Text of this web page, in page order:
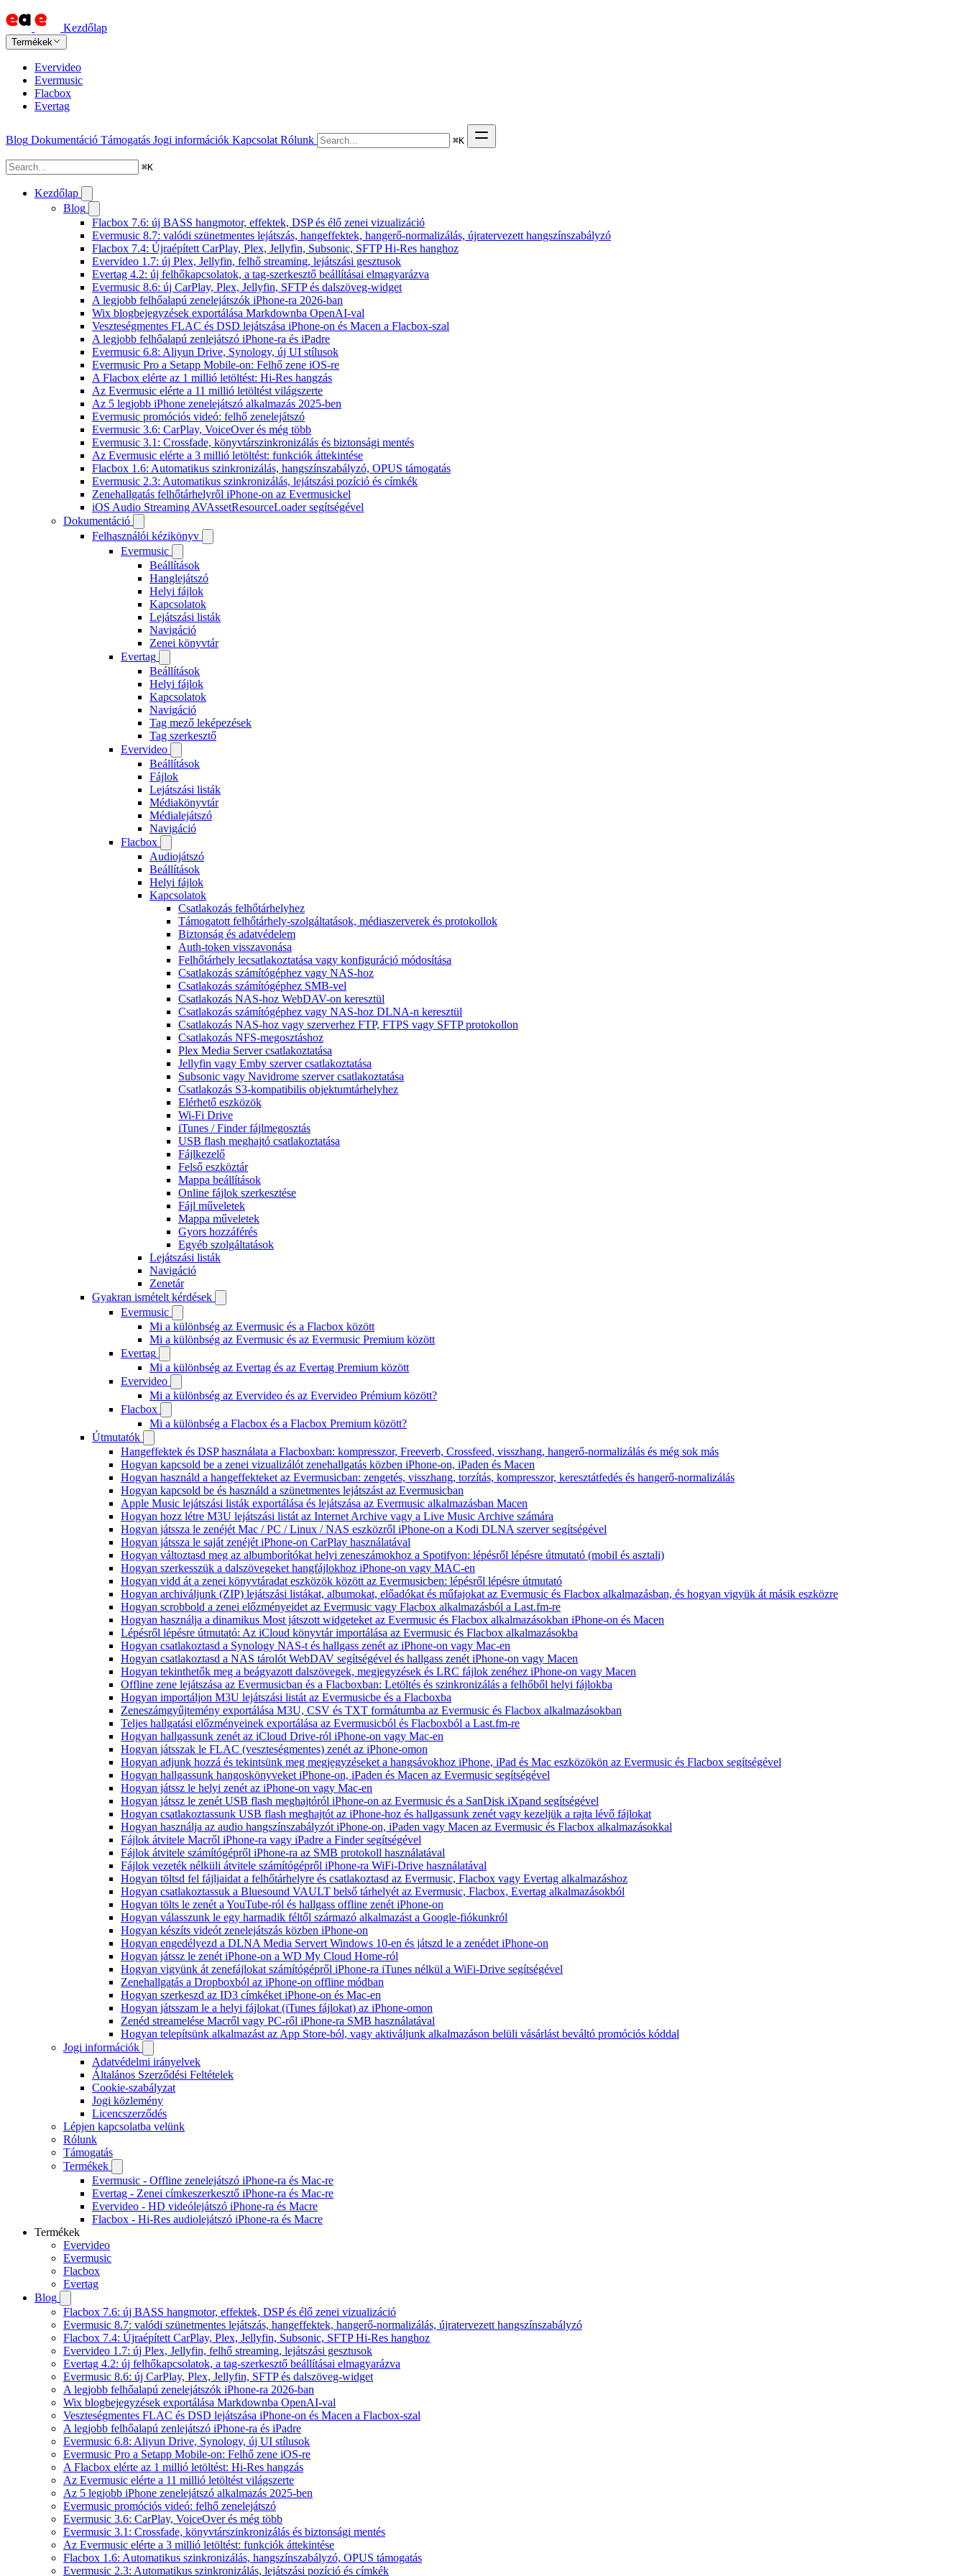
Kezdőlap
Termékek
Evervideo
Evermusic
Flacbox
Evertag
Blog Dokumentáció Támogatás Jogi információk Kapcsolat Rólunk ⌘K
⌘K
Kezdőlap
Blog
Flacbox 7.6: új BASS hangmotor, effektek, DSP és élő zenei vizualizáció
Evermusic 8.7: valódi szünetmentes lejátszás, hangeffektek, hangerő-normalizálás, újratervezett hangszínszabályzó
Flacbox 7.4: Újraépített CarPlay, Plex, Jellyfin, Subsonic, SFTP Hi-Res hanghoz
Evervideo 1.7: új Plex, Jellyfin, felhő streaming, lejátszási gesztusok
Evertag 4.2: új felhőkapcsolatok, a tag-szerkesztő beállításai elmagyarázva
Evermusic 8.6: új CarPlay, Plex, Jellyfin, SFTP és dalszöveg-widget
A legjobb felhőalapú zenelejátszók iPhone-ra 2026-ban
Wix blogbejegyzések exportálása Markdownba OpenAI-val
Veszteségmentes FLAC és DSD lejátszása iPhone-on és Macen a Flacbox-szal
A legjobb felhőalapú zenlejátszó iPhone-ra és iPadre
Evermusic 6.8: Aliyun Drive, Synology, új UI stílusok
Evermusic Pro a Setapp Mobile-on: Felhő zene iOS-re
A Flacbox elérte az 1 millió letöltést: Hi-Res hangzás
Az Evermusic elérte a 11 millió letöltést világszerte
Az 5 legjobb iPhone zenelejátszó alkalmazás 2025-ben
Evermusic promóciós videó: felhő zenelejátszó
Evermusic 3.6: CarPlay, VoiceOver és még több
Evermusic 3.1: Crossfade, könyvtárszinkronizálás és biztonsági mentés
Az Evermusic elérte a 3 millió letöltést: funkciók áttekintése
Flacbox 1.6: Automatikus szinkronizálás, hangszínszabályzó, OPUS támogatás
Evermusic 2.3: Automatikus szinkronizálás, lejátszási pozíció és címkék
Zenehallgatás felhőtárhelyről iPhone-on az Evermusickel
iOS Audio Streaming AVAssetResourceLoader segítségével
Dokumentáció
Felhasználói kézikönyv
Evermusic
Beállítások
Hanglejátszó
Helyi fájlok
Kapcsolatok
Lejátszási listák
Navigáció
Zenei könyvtár
Evertag
Beállítások
Helyi fájlok
Kapcsolatok
Navigáció
Tag mező leképezések
Tag szerkesztő
Evervideo
Beállítások
Fájlok
Lejátszási listák
Médiakönyvtár
Médialejátszó
Navigáció
Flacbox
Audiojátszó
Beállítások
Helyi fájlok
Kapcsolatok
Csatlakozás felhőtárhelyhez
Támogatott felhőtárhely-szolgáltatások, médiaszerverek és protokollok
Biztonság és adatvédelem
Auth-token visszavonása
Felhőtárhely lecsatlakoztatása vagy konfiguráció módosítása
Csatlakozás számítógéphez vagy NAS-hoz
Csatlakozás számítógéphez SMB-vel
Csatlakozás NAS-hoz WebDAV-on keresztül
Csatlakozás számítógéphez vagy NAS-hoz DLNA-n keresztül
Csatlakozás NAS-hoz vagy szerverhez FTP, FTPS vagy SFTP protokollon
Csatlakozás NFS-megosztáshoz
Plex Media Server csatlakoztatása
Jellyfin vagy Emby szerver csatlakoztatása
Subsonic vagy Navidrome szerver csatlakoztatása
Csatlakozás S3-kompatibilis objektumtárhelyhez
Elérhető eszközök
Wi-Fi Drive
iTunes / Finder fájlmegosztás
USB flash meghajtó csatlakoztatása
Fájlkezelő
Felső eszköztár
Mappa beállítások
Online fájlok szerkesztése
Fájl műveletek
Mappa műveletek
Gyors hozzáférés
Egyéb szolgáltatások
Lejátszási listák
Navigáció
Zenetár
Gyakran ismételt kérdések
Evermusic
Mi a különbség az Evermusic és a Flacbox között
Mi a különbség az Evermusic és az Evermusic Premium között
Evertag
Mi a különbség az Evertag és az Evertag Premium között
Evervideo
Mi a különbség az Evervideo és az Evervideo Prémium között?
Flacbox
Mi a különbség a Flacbox és a Flacbox Premium között?
Útmutatók
Hangeffektek és DSP használata a Flacboxban: kompresszor, Freeverb, Crossfeed, visszhang, hangerő-normalizálás és még sok más
Hogyan kapcsold be a zenei vizualizálót zenehallgatás közben iPhone-on, iPaden és Macen
Hogyan használd a hangeffekteket az Evermusicban: zengetés, visszhang, torzítás, kompresszor, keresztátfedés és hangerő-normalizálás
Hogyan kapcsold be és használd a szünetmentes lejátszást az Evermusicban
Apple Music lejátszási listák exportálása és lejátszása az Evermusic alkalmazásban Macen
Hogyan hozz létre M3U lejátszási listát az Internet Archive vagy a Live Music Archive számára
Hogyan játssza le zenéjét Mac / PC / Linux / NAS eszközről iPhone-on a Kodi DLNA szerver segítségével
Hogyan játssza le saját zenéjét iPhone-on CarPlay használatával
Hogyan változtasd meg az albumborítókat helyi zeneszámokhoz a Spotifyon: lépésről lépésre útmutató (mobil és asztali)
Hogyan szerkesszük a dalszövegeket hangfájlokhoz iPhone-on vagy MAC-en
Hogyan vidd át a zenei könyvtáradat eszközök között az Evermusicben: lépésről lépésre útmutató
Hogyan archiváljunk (ZIP) lejátszási listákat, albumokat, előadókat és műfajokat az Evermusic és Flacbox alkalmazásban, és hogyan vigyük át másik eszközre
Hogyan scrobbold a zenei előzményeidet az Evermusic vagy Flacbox alkalmazásból a Last.fm-re
Hogyan használja a dinamikus Most játszott widgeteket az Evermusic és Flacbox alkalmazásokban iPhone-on és Macen
Lépésről lépésre útmutató: Az iCloud könyvtár importálása az Evermusic és Flacbox alkalmazásokba
Hogyan csatlakoztasd a Synology NAS-t és hallgass zenét az iPhone-on vagy Mac-en
Hogyan csatlakoztasd a NAS tárolót WebDAV segítségével és hallgass zenét iPhone-on vagy Macen
Hogyan tekinthetők meg a beágyazott dalszövegek, megjegyzések és LRC fájlok zenéhez iPhone-on vagy Macen
Offline zene lejátszása az Evermusicban és a Flacboxban: Letöltés és szinkronizálás a felhőből helyi fájlokba
Hogyan importáljon M3U lejátszási listát az Evermusicbe és a Flacboxba
Zeneszámgyűjtemény exportálása M3U, CSV és TXT formátumba az Evermusic és Flacbox alkalmazásokban
Teljes hallgatási előzményeinek exportálása az Evermusicból és Flacboxból a Last.fm-re
Hogyan hallgassunk zenét az iCloud Drive-ról iPhone-on vagy Mac-en
Hogyan játsszak le FLAC (veszteségmentes) zenét az iPhone-omon
Hogyan adjunk hozzá és tekintsünk meg megjegyzéseket a hangsávokhoz iPhone, iPad és Mac eszközökön az Evermusic és Flacbox segítségével
Hogyan hallgassunk hangoskönyveket iPhone-on, iPaden és Macen az Evermusic segítségével
Hogyan játssz le helyi zenét az iPhone-on vagy Mac-en
Hogyan játssz le zenét USB flash meghajtóról iPhone-on az Evermusic és a SanDisk iXpand segítségével
Hogyan csatlakoztassunk USB flash meghajtót az iPhone-hoz és hallgassunk zenét vagy kezeljük a rajta lévő fájlokat
Hogyan használja az audio hangszínszabályzót iPhone-on, iPaden vagy Macen az Evermusic és Flacbox alkalmazásokkal
Fájlok átvitele Macről iPhone-ra vagy iPadre a Finder segítségével
Fájlok átvitele számítógépről iPhone-ra az SMB protokoll használatával
Fájlok vezeték nélküli átvitele számítógépről iPhone-ra WiFi-Drive használatával
Hogyan töltsd fel fájljaidat a felhőtárhelyre és csatlakoztasd az Evermusic, Flacbox vagy Evertag alkalmazáshoz
Hogyan csatlakoztassuk a Bluesound VAULT belső tárhelyét az Evermusic, Flacbox, Evertag alkalmazásokból
Hogyan tölts le zenét a YouTube-ról és hallgass offline zenét iPhone-on
Hogyan válasszunk le egy harmadik féltől származó alkalmazást a Google-fiókunkról
Hogyan készíts videót zenelejátszás közben iPhone-on
Hogyan engedélyezd a DLNA Media Servert Windows 10-en és játszd le a zenédet iPhone-on
Hogyan játssz le zenét iPhone-on a WD My Cloud Home-ról
Hogyan vigyünk át zenefájlokat számítógépről iPhone-ra iTunes nélkül a WiFi-Drive segítségével
Zenehallgatás a Dropboxból az iPhone-on offline módban
Hogyan szerkeszd az ID3 címkéket iPhone-on és Mac-en
Hogyan játsszam le a helyi fájlokat (iTunes fájlokat) az iPhone-omon
Zenéd streamelése Macről vagy PC-ről iPhone-ra SMB használatával
Hogyan telepítsünk alkalmazást az App Store-ból, vagy aktiváljunk alkalmazáson belüli vásárlást beváltó promóciós kóddal
Jogi információk
Adatvédelmi irányelvek
Általános Szerződési Feltételek
Cookie-szabályzat
Jogi közlemény
Licencszerződés
Lépjen kapcsolatba velünk
Rólunk
Támogatás
Termékek
Evermusic - Offline zenelejátszó iPhone-ra és Mac-re
Evertag - Zenei címkeszerkesztő iPhone-ra és Mac-re
Evervideo - HD videólejátszó iPhone-ra és Macre
Flacbox - Hi-Res audiolejátszó iPhone-ra és Macre
Termékek
Evervideo
Evermusic
Flacbox
Evertag
Blog
Flacbox 7.6: új BASS hangmotor, effektek, DSP és élő zenei vizualizáció
Evermusic 8.7: valódi szünetmentes lejátszás, hangeffektek, hangerő-normalizálás, újratervezett hangszínszabályzó
Flacbox 7.4: Újraépített CarPlay, Plex, Jellyfin, Subsonic, SFTP Hi-Res hanghoz
Evervideo 1.7: új Plex, Jellyfin, felhő streaming, lejátszási gesztusok
Evertag 4.2: új felhőkapcsolatok, a tag-szerkesztő beállításai elmagyarázva
Evermusic 8.6: új CarPlay, Plex, Jellyfin, SFTP és dalszöveg-widget
A legjobb felhőalapú zenelejátszók iPhone-ra 2026-ban
Wix blogbejegyzések exportálása Markdownba OpenAI-val
Veszteségmentes FLAC és DSD lejátszása iPhone-on és Macen a Flacbox-szal
A legjobb felhőalapú zenlejátszó iPhone-ra és iPadre
Evermusic 6.8: Aliyun Drive, Synology, új UI stílusok
Evermusic Pro a Setapp Mobile-on: Felhő zene iOS-re
A Flacbox elérte az 1 millió letöltést: Hi-Res hangzás
Az Evermusic elérte a 11 millió letöltést világszerte
Az 5 legjobb iPhone zenelejátszó alkalmazás 2025-ben
Evermusic promóciós videó: felhő zenelejátszó
Evermusic 3.6: CarPlay, VoiceOver és még több
Evermusic 3.1: Crossfade, könyvtárszinkronizálás és biztonsági mentés
Az Evermusic elérte a 3 millió letöltést: funkciók áttekintése
Flacbox 1.6: Automatikus szinkronizálás, hangszínszabályzó, OPUS támogatás
Evermusic 2.3: Automatikus szinkronizálás, lejátszási pozíció és címkék